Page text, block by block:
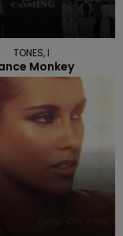
TONES, I
Monkey